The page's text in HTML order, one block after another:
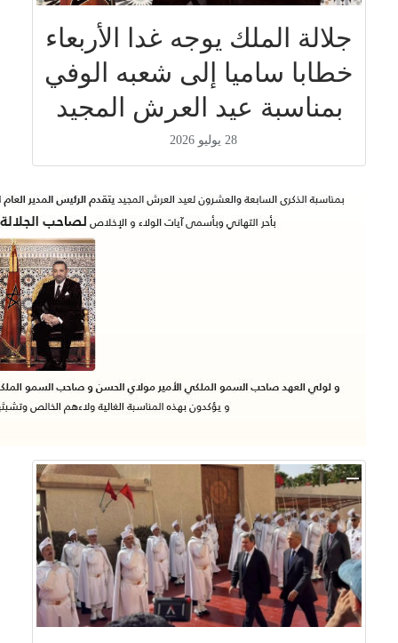
جلالة الملك يوجه غدا الأربعاء
خطابا ساميا إلى شعبه الوفي
بمناسبة عيد العرش المجيد
28 يوليو 2026